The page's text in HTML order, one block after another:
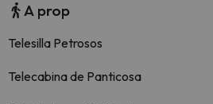
A prop
Telesilla Petrosos
Telecabina de Panticosa